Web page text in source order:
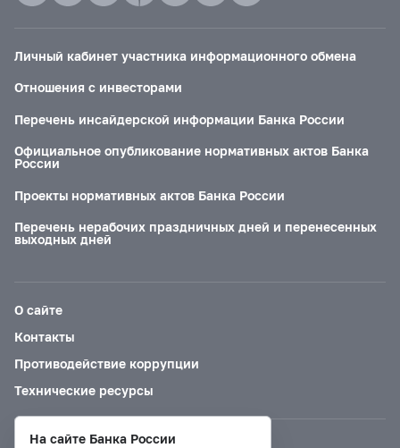
Личный кабинет участника информационного обмена
Отношения с инвесторами
Перечень инсайдерской информации Банка России
Официальное опубликование нормативных актов Банка
России
Проекты нормативных актов Банка России
Перечень нерабочих праздничных дней и перенесенных
выходных дней
О сайте
Контакты
Противодействие коррупции
Технические ресурсы
На сайте Банка России